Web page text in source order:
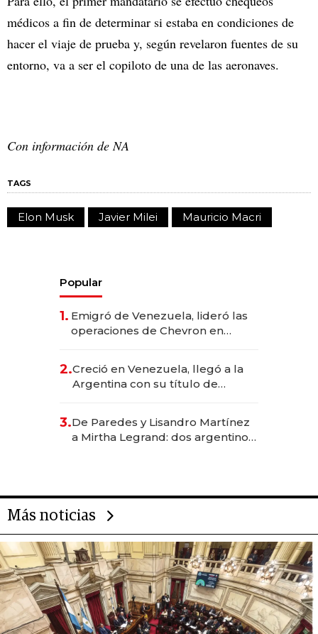
médicos a fin de determinar si estaba en condiciones de
hacer el viaje de prueba y, según revelaron fuentes de su
entorno, va a ser el copiloto de una de las aeronaves.
Con información de NA
TAGS
Elon Musk Javier Milei Mauricio Macri
Popular
1. Emigró de Venezuela, lideró las
operaciones de Chevron en
2.Creció en Venezuela, llegó a la
Argentina con su título de
las marcas "fast premium"
3.De Paredes y Lisandro Martínez
a Mirtha Legrand: dos argentinos
Más noticias